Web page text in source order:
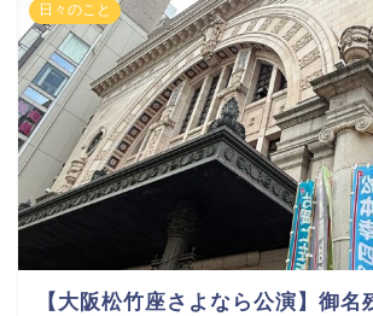
日々のこと
【大阪松竹座さよなら公演】御名